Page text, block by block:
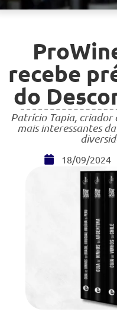
recebe
do
Patrício Tapia, criador
mais interessantes
18/09/2024